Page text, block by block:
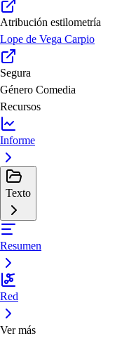
Atribución estilometría
Lope de Vega Carpio
Segura
Género Comedia
Recursos
Informe
Texto
Resumen
Red
Ver más